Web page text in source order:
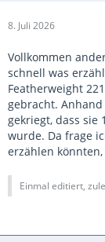
8. Juli 2026
Vollkommen
schnell was
Featherweight
gebracht.
gekriegt, dass sie
wurde. Da frage
erzählen
Einmal editiert,